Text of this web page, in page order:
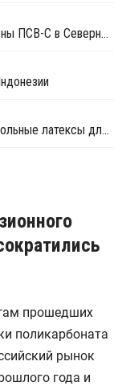
EPSilyte снова поднимает мартовские цены ПСВ-С в Северной Америке
Trinseo поднимет цены на бутадиен-стирольные латексы для Северной Америки
прошедших
поликарбоната
рынок
года и